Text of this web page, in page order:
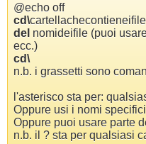
@echo off
cd\cartellachecontieneifile
del nomideifile (puoi
ecc.)
cd\
n.b. i grassetti sono
l'asterisco sta per:
Oppure usi i nomi
Oppure puoi usare parte
n.b. il ? sta per qualsiasi